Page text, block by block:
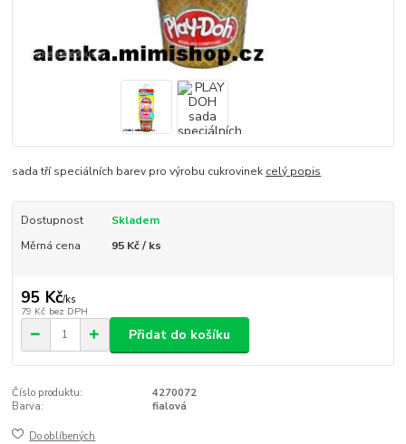
sada tří speciálních barev pro výrobu cukrovinek celý popis
Dostupnost
Skladem
Měrná cena
95 Kč / ks
95 Kč/ks
79 Kč bez DPH
Přidat do košíku
Číslo produktu:
4270072
Barva:
fialová
Do oblíbených